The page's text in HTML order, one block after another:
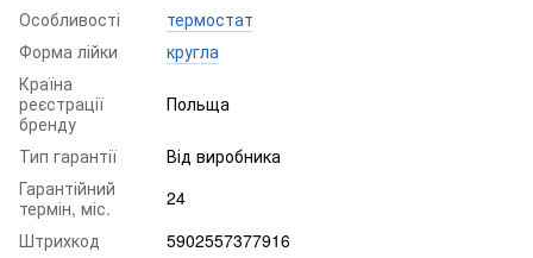
Особливості
термостат
Форма лійки
кругла
Країна
реєстрації
бренду
Польща
Тип гарантії
Від виробника
Гарантійний
термін, міс.
24
Штрихкод
5902557377916